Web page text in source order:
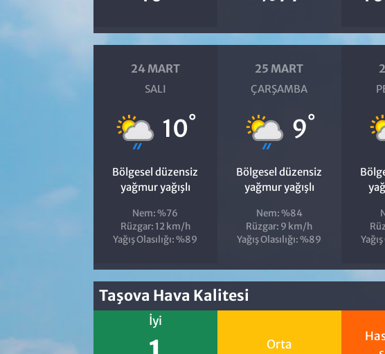
24 MART
SALI
10°
Bölgesel düzensiz
yağmur yağışlı
Nem: %76
Rüzgar: 12 km/h
Yağış Olasılığı: %89
25 MART
ÇARŞAMBA
9°
Bölgesel düzensiz
yağmur yağışlı
Nem: %84
Rüzgar: 9 km/h
Yağış Olasılığı: %89
Taşova Hava Kalitesi
İyi
Orta